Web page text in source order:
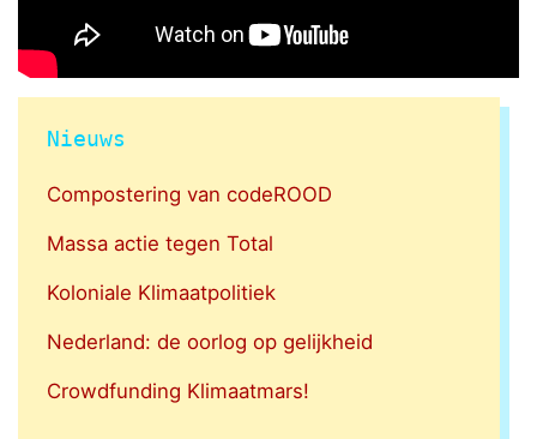
Nieuws
Compostering van codeROOD
Massa actie tegen Total
Koloniale Klimaatpolitiek
Nederland: de oorlog op gelijkheid
Crowdfunding Klimaatmars!